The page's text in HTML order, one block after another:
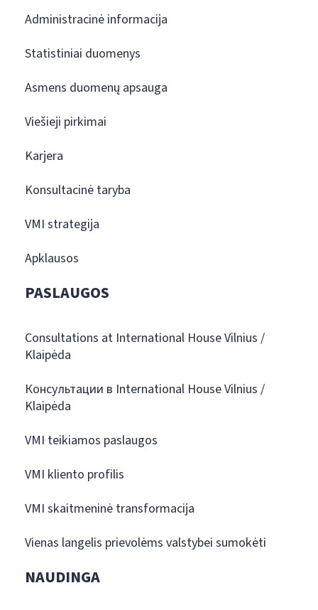
Administracinė informacija
Statistiniai duomenys
Asmens duomenų apsauga
Viešieji pirkimai
Karjera
Konsultacinė taryba
VMI strategija
Apklausos
PASLAUGOS
Consultations at International House Vilnius /
Klaipėda
Консультации в International House Vilnius /
Klaipėda
VMI teikiamos paslaugos
VMI kliento profilis
VMI skaitmeninė transformacija
Vienas langelis prievolėms valstybei sumokėti
NAUDINGA